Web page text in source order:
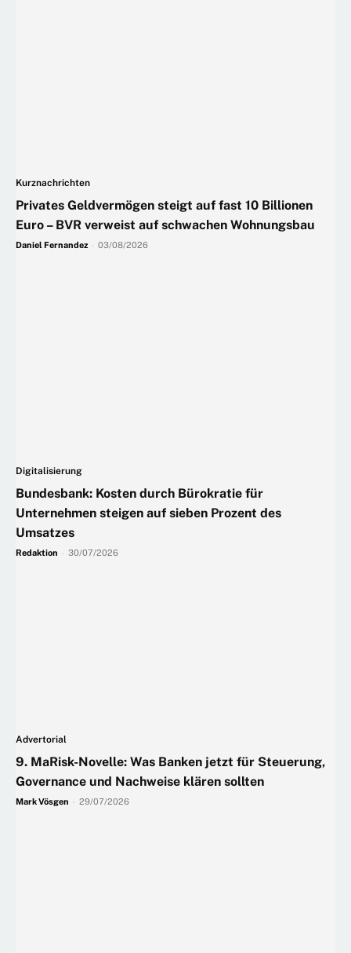
Kurznachrichten
Privates Geldvermögen steigt auf fast 10 Billionen
Euro – BVR verweist auf schwachen Wohnungsbau
Daniel Fernandez 03/08/2026
Digitalisierung
Bundesbank: Kosten durch Bürokratie für
Unternehmen steigen auf sieben Prozent des
Umsatzes
Redaktion 30/07/2026
Advertorial
9. MaRisk-Novelle: Was Banken jetzt für Steuerung,
Governance und Nachweise klären sollten
Mark Vösgen 29/07/2026